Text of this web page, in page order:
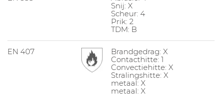
Snij: X
Scheur: 4
Prik: 2
TDM: B
EN 407
Brandgedrag: X
Contacthitte: 1
Convectiehitte: X
Stralingshitte: X
metaal: X
metaal: X